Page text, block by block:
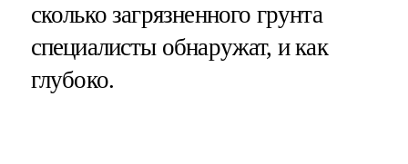
сколько загрязненного грунта
специалисты обнаружат, и как
глубоко.